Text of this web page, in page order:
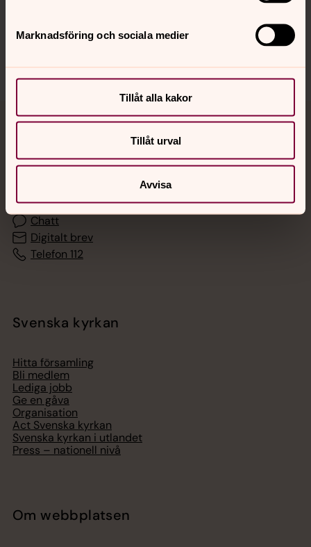
Marknadsföring och sociala medier
Tillåt alla kakor
Tillåt urval
Avvisa
Jourhavande präst
Akut samtals- och krisstöd. Prata eller chatta anonymt
med en präst på kvällar och nätter.
Chatt
Digitalt brev
Telefon 112
Svenska kyrkan
Hitta församling
Bli medlem
Lediga jobb
Ge en gåva
Organisation
Act Svenska kyrkan
Svenska kyrkan i utlandet
Press – nationell nivå
Om webbplatsen